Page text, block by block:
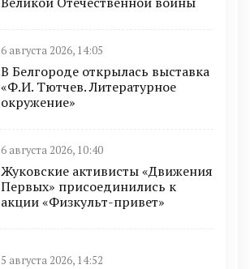
6 августа 2026, 14:05
В Белгороде открылась выставка
«Ф.И. Тютчев. Литературное
окружение»
6 августа 2026, 10:40
Жуковские активисты «Движения
Первых» присоединились к
акции «Физкульт-привет»
5 августа 2026, 14:52